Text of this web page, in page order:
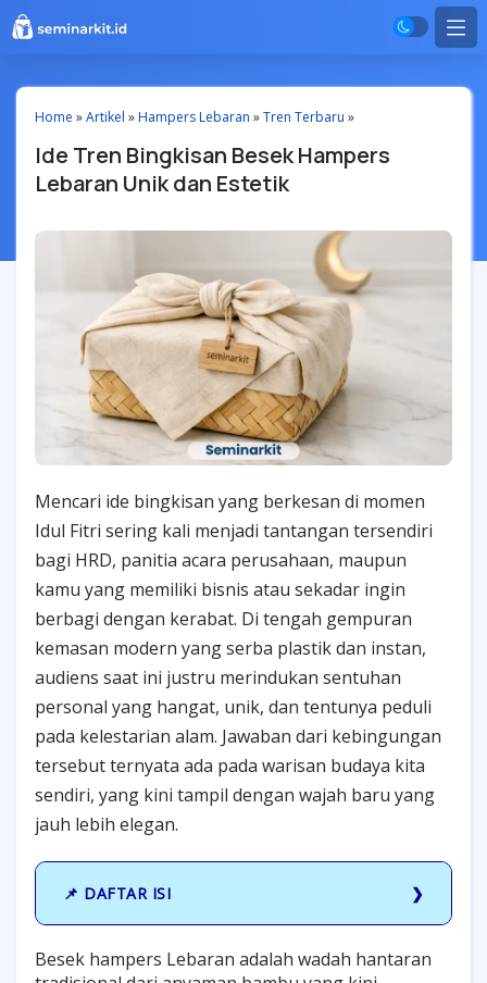
Home »Artikel »Hampers Lebaran »Tren Terbaru »
Ide Tren Bingkisan Besek Hampers
Lebaran Unik dan Estetik
Mencari ide bingkisan yang berkesan di momen
Idul Fitri sering kali menjadi tantangan tersendiri
bagi HRD, panitia acara perusahaan, maupun
kamu yang memiliki bisnis atau sekadar ingin
berbagi dengan kerabat. Di tengah gempuran
kemasan modern yang serba plastik dan instan,
audiens saat ini justru merindukan sentuhan
personal yang hangat, unik, dan tentunya peduli
pada kelestarian alam. Jawaban dari kebingungan
tersebut ternyata ada pada warisan budaya kita
sendiri, yang kini tampil dengan wajah baru yang
jauh lebih elegan.
📌 DAFTAR ISI
Besek hampers Lebaran adalah wadah hantaran